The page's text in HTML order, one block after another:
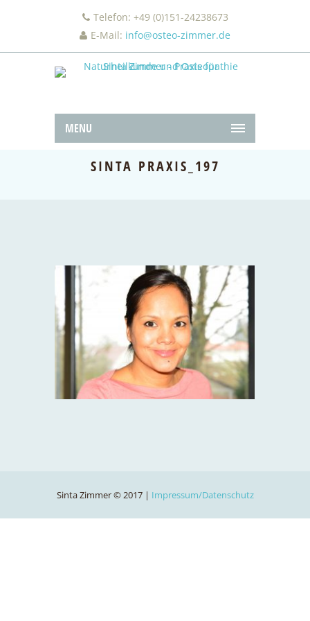
Telefon: +49 (0)151-24238673
E-Mail: info@osteo-zimmer.de
MENU
SINTA PRAXIS_197
Sinta Zimmer © 2017 | Impressum/Datenschutz